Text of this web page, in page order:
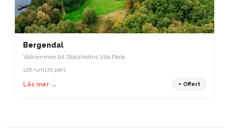
Bergendal
Välkommen till Stockholms Vita Pärla
126 rum170 pers
Läs mer → + Offert